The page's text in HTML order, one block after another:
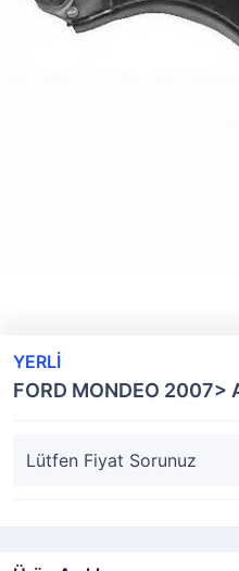
YERLİ
FORD MONDEO 2007>
Lütfen Fiyat Sorunuz